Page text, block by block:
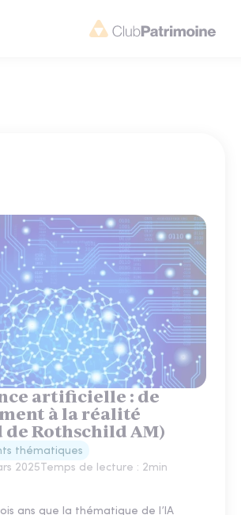
artificielle : de
à la réalité
de Rothschild AM)
thématiques
2025 Temps de lecture : 2min
ans que la thématique de l’IA